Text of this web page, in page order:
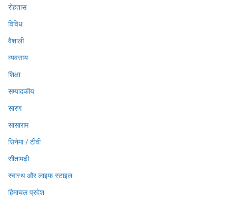
रोहतास
विविध
वैशाली
व्यवसाय
शिक्षा
सम्पादकीय
सारण
सासाराम
सिनेमा / टीवी
सीतामढ़ी
स्वास्थ और लाइफ स्टाइल
हिमाचल प्रदेश